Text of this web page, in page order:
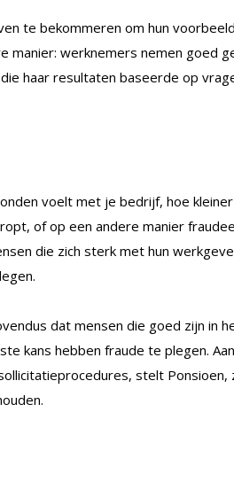
te bekommeren om hun
manier: werknemers nemen goed
haar resultaten baseerde op
voelt met je bedrijf, hoe
of op een andere manier
die zich sterk met hun
dat mensen die goed zijn in
kans hebben fraude te plegen.
stelt Ponsioen,